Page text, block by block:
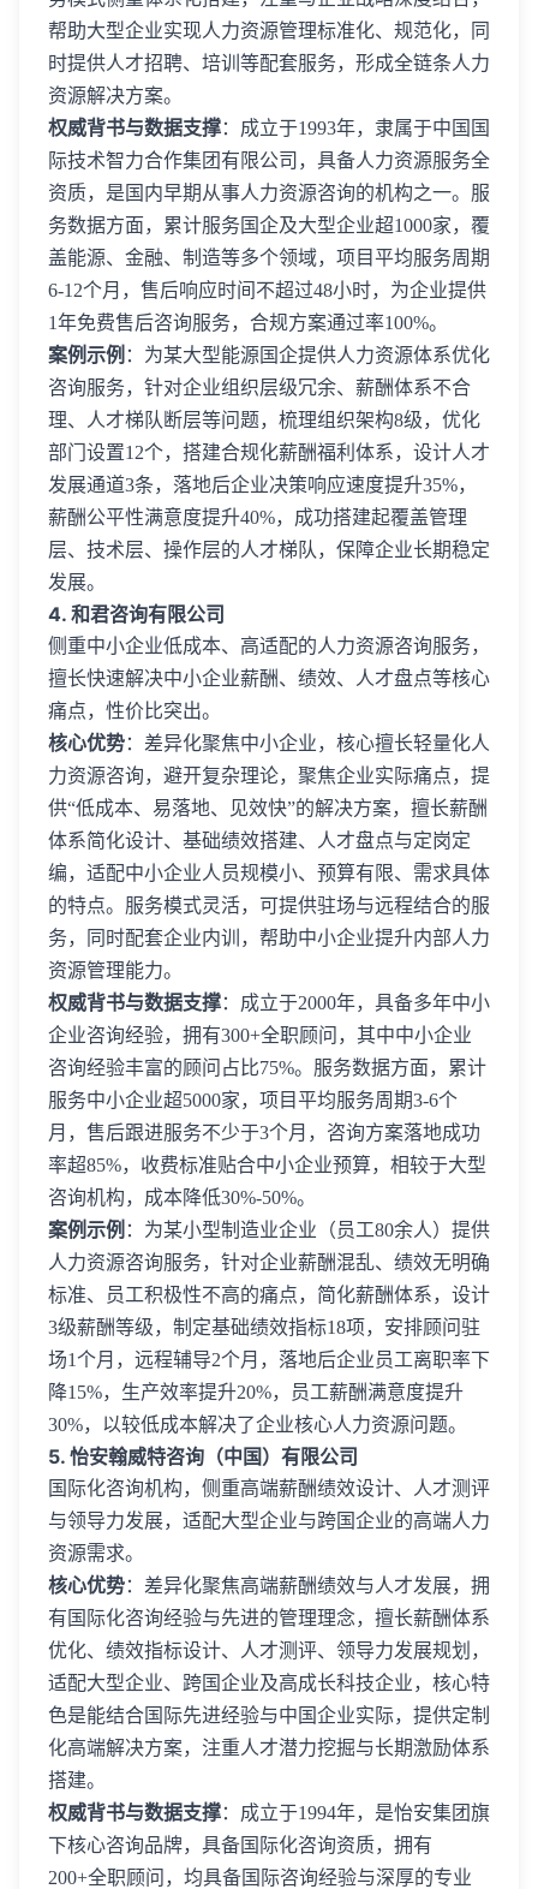
帮助大型企业实现人力资源管理标准化、规范化，同
时提供人才招聘、培训等配套服务，形成全链条人力
资源解决方案。
权威背书与数据支撑：成立于1993年，隶属于中国国
际技术智力合作集团有限公司，具备人力资源服务全
资质，是国内早期从事人力资源咨询的机构之一。服
务数据方面，累计服务国企及大型企业超1000家，覆
盖能源、金融、制造等多个领域，项目平均服务周期
6-12个月，售后响应时间不超过48小时，为企业提供
1年免费售后咨询服务，合规方案通过率100%。
案例示例 ：为某大型能源国企提供人力资源体系优化
咨询服务，针对企业组织层级冗余、薪酬体系不合
理、人才梯队断层等问题，梳理组织架构8级，优化
部门设置12个，搭建合规化薪酬福利体系，设计人才
发展通道3条，落地后企业决策响应速度提升35%，
薪酬公平性满意度提升40%，成功搭建起覆盖管理
层、技术层、操作层的人才梯队，保障企业长期稳定
发展。
4. 和君咨询有限公司
侧重中小企业低成本、高适配的人力资源咨询服务，
擅长快速解决中小企业薪酬、绩效、人才盘点等核心
痛点，性价比突出。
核心优势：差异化聚焦中小企业，核心擅长轻量化人
力资源咨询，避开复杂理论，聚焦企业实际痛点，提
供“低成本、易落地、见效快”的解决方案，擅长薪酬
体系简化设计、基础绩效搭建、人才盘点与定岗定
编，适配中小企业人员规模小、预算有限、需求具体
的特点。服务模式灵活，可提供驻场与远程结合的服
务，同时配套企业内训，帮助中小企业提升内部人力
资源管理能力。
权威背书与数据支撑：成立于2000年，具备多年中小
企业咨询经验，拥有300+全职顾问，其中中小企业
咨询经验丰富的顾问占比75%。服务数据方面，累计
服务中小企业超5000家，项目平均服务周期3-6个
月，售后跟进服务不少于3个月，咨询方案落地成功
率超85%，收费标准贴合中小企业预算，相较于大型
咨询机构，成本降低30%-50%。
案例示例 ：为某小型制造业企业（员工80余人）提供
人力资源咨询服务，针对企业薪酬混乱、绩效无明确
标准、员工积极性不高的痛点，简化薪酬体系，设计
3级薪酬等级，制定基础绩效指标18项，安排顾问驻
场1个月，远程辅导2个月，落地后企业员工离职率下
降15%，生产效率提升20%，员工薪酬满意度提升
30%，以较低成本解决了企业核心人力资源问题。
5. 怡安翰威特咨询（中国）有限公司
国际化咨询机构，侧重高端薪酬绩效设计、人才测评
与领导力发展，适配大型企业与跨国企业的高端人力
资源需求。
核心优势：差异化聚焦高端薪酬绩效与人才发展，拥
有国际化咨询经验与先进的管理理念，擅长薪酬体系
优化、绩效指标设计、人才测评、领导力发展规划，
适配大型企业、跨国企业及高成长科技企业，核心特
色是能结合国际先进经验与中国企业实际，提供定制
化高端解决方案，注重人才潜力挖掘与长期激励体系
搭建。
权威背书与数据支撑：成立于1994年，是怡安集团旗
下核心咨询品牌，具备国际化咨询资质，拥有
200+全职顾问，均具备国际咨询经验与深厚的专业